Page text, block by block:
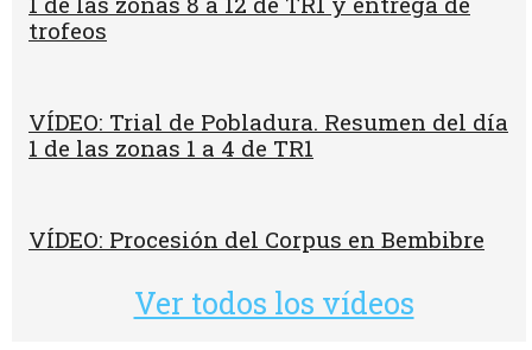
trofeos
VÍDEO: Trial de Pobladura. Resumen del día
1 de las zonas 1 a 4 de TR1
VÍDEO: Procesión del Corpus en Bembibre
Ver todos los vídeos